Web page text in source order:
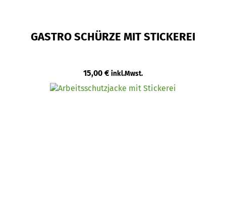
GASTRO SCHÜRZE MIT STICKEREI
15,00 € inkl.Mwst.